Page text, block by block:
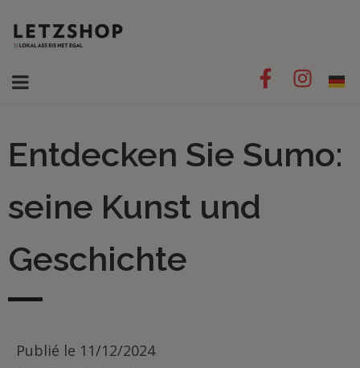
Entdecken Sie Sumo:
seine Kunst und
Geschichte
Publié le 11/12/2024